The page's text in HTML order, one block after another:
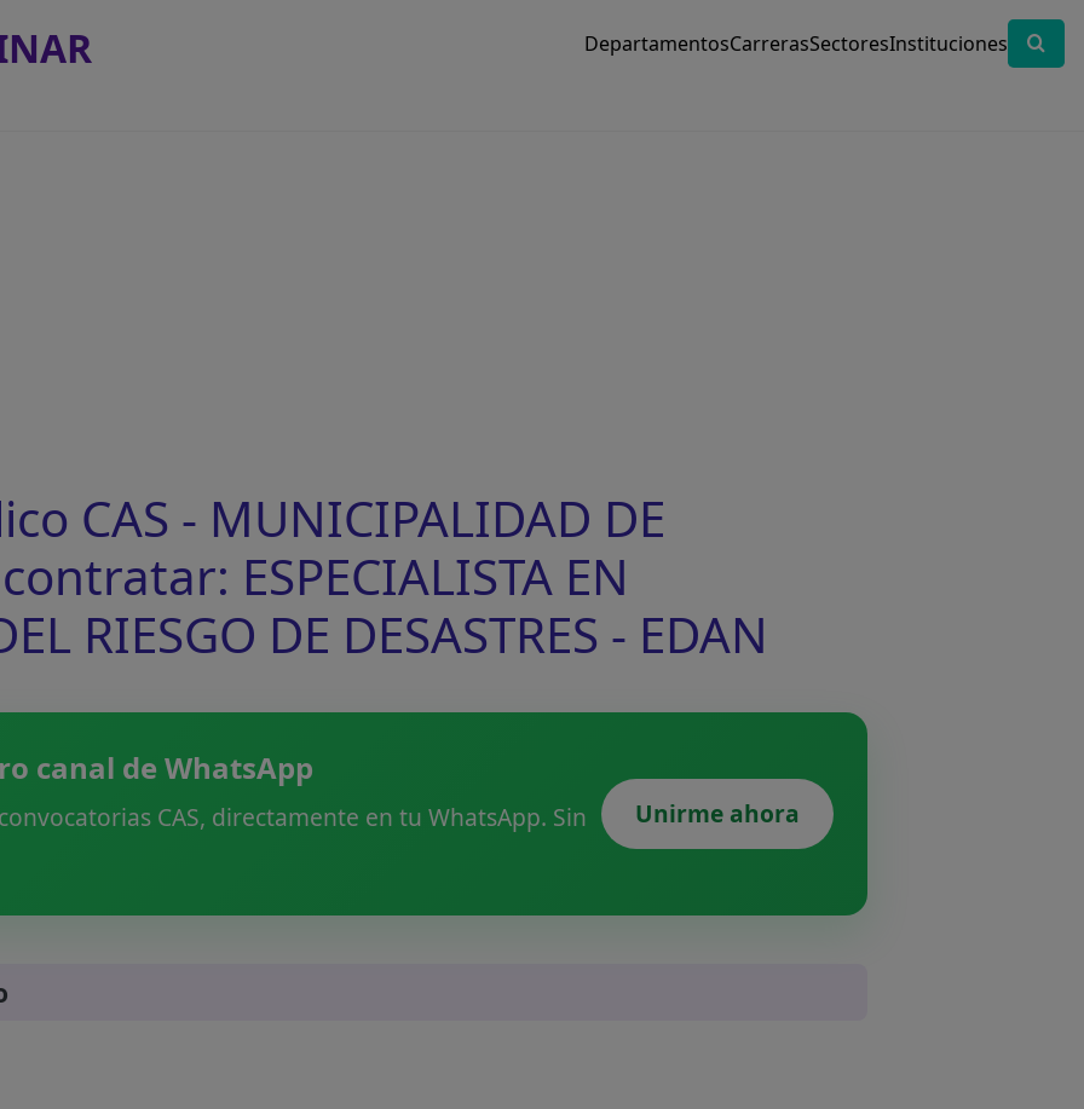
DepartamentosCarrerasSectoresInstituciones
CAS - MUNICIPALIDAD DE
ESPECIALISTA EN
RIESGO DE DESASTRES - EDAN
canal de WhatsApp
CAS, directamente en tu WhatsApp. Sin
Unirme ahora